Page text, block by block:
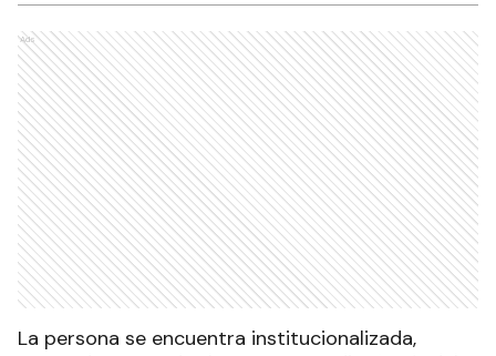
Ads
La persona se encuentra institucionalizada,